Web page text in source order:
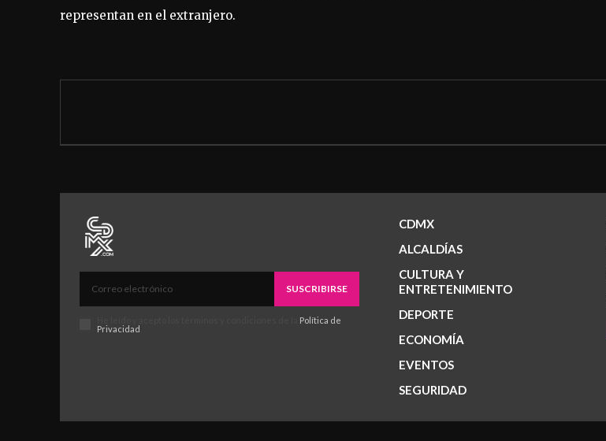
representan en el extranjero.
SUSCRIBIRSE
Política de
Privacidad
CDMX
ALCALDÍAS
CULTURA Y
ENTRETENIMIENTO
DEPORTE
ECONOMÍA
EVENTOS
SEGURIDAD